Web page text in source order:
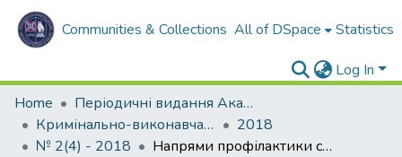
Communities & Collections All of DSpace Statistics
Log In
Home
Періодичні видання Академії
Кримінально-виконавча система. Вчора. Сьогодні. Завтра
2018
№ 2(4) - 2018
Напрями профілактики соціально негативних форм девіантної поведінки неповнолітніх